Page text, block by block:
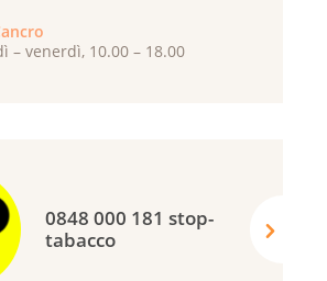
– venerdì, 10.00 – 18.00
0848 000 181 stop-
tabacco